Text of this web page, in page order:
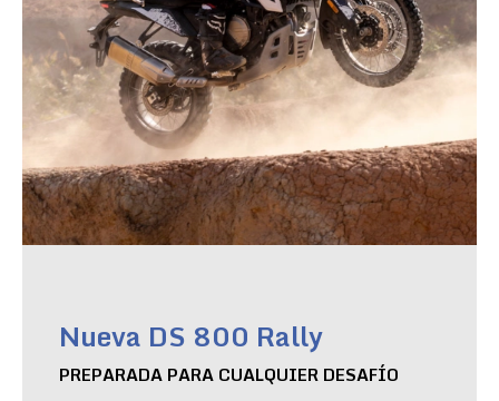
Nueva DS 800 Rally
PREPARADA PARA CUALQUIER DESAFÍO